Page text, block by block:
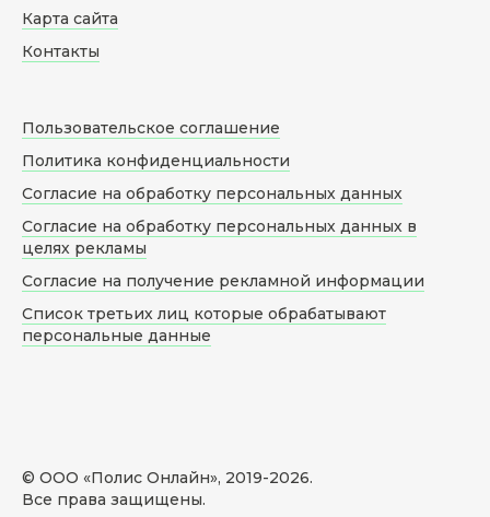
© ООО «Полис Онлайн», 2019-2026.
Все права защищены.
Карта сайта
Контакты
Пользовательское соглашение
Политика конфиденциальности
Согласие на обработку персональных данных
Согласие на обработку персональных данных в
целях рекламы
Согласие на получение рекламной информации
Список третьих лиц которые обрабатывают
персональные данные